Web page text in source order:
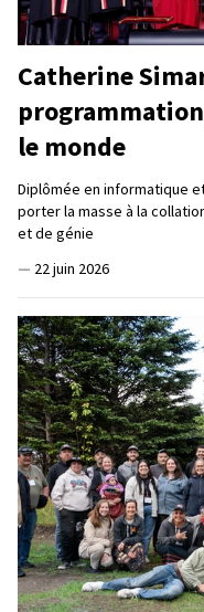
Catherine
le monde
Diplômée en informatique
porter la masse à la
et de génie
— 22 juin 2026